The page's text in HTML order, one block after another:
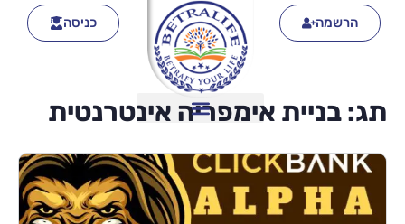
הרשמה כניסה
תג:בניית אימפריה אינטרנטית